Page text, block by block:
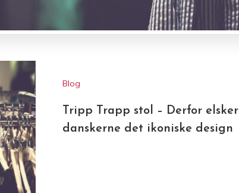
Blog
Tripp Trapp stol – Derfor elsker
danskerne det ikoniske design